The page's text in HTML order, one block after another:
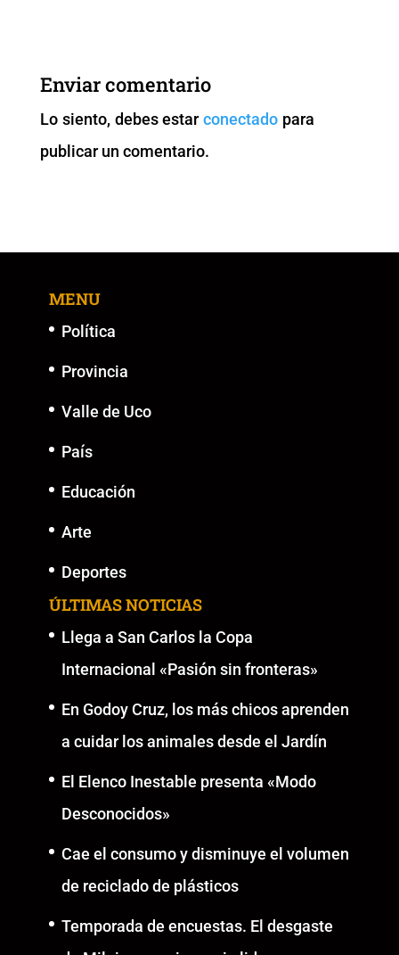
b
o
o
k
A
p
p k
er
Enviar comentario
Lo siento, debes estarconectado para
publicar un comentario.
MENU
Política
Provincia
Valle de Uco
País
Educación
Arte
Deportes
ÚLTIMAS NOTICIAS
Llega a San Carlos la Copa
Internacional «Pasión sin fronteras»
En Godoy Cruz, los más chicos aprenden
a cuidar los animales desde el Jardín
El Elenco Inestable presenta «Modo
Desconocidos»
Cae el consumo y disminuye el volumen
de reciclado de plásticos
Temporada de encuestas. El desgaste